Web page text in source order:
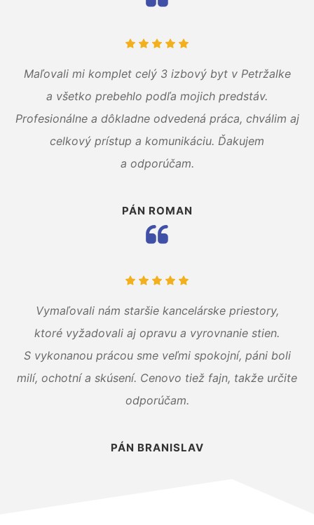
Maľovali mi komplet celý 3 izbový byt v Petržalke
a všetko prebehlo podľa mojich predstáv.
Profesionálne a dôkladne odvedená práca, chválim aj
celkový prístup a komunikáciu. Ďakujem
a odporúčam.
PÁN ROMAN
Vymaľovali nám staršie kancelárske priestory,
ktoré vyžadovali aj opravu a vyrovnanie stien.
S vykonanou prácou sme veľmi spokojní, páni boli
milí, ochotní a skúsení. Cenovo tiež fajn, takže určite
odporúčam.
PÁN BRANISLAV